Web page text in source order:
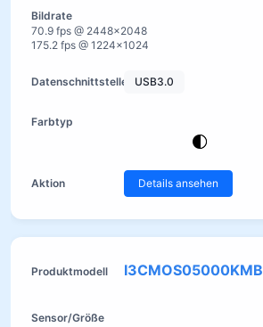
70.9 fps @ 2448×2048
175.2 fps @ 1224×1024
USB3.0
Details ansehen
I3CMOS05000KMB